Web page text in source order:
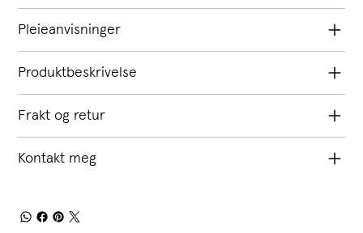
Pleieanvisninger
Produktbeskrivelse
Frakt og retur
Kontakt meg